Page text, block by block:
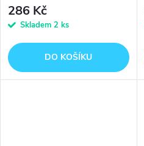
286 Kč
Skladem 2 ks
DO KOŠÍKU